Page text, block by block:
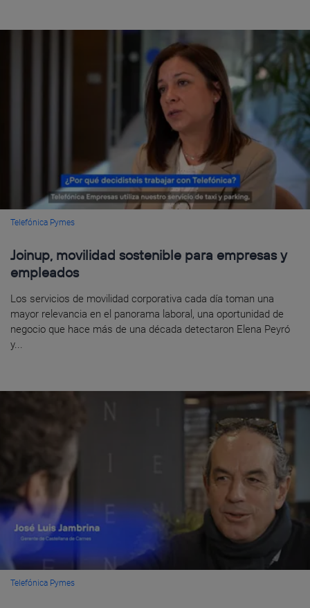
Telefónica Pymes
Joinup, movilidad sostenible para empresas y
empleados
Los servicios de movilidad corporativa cada día toman una
mayor relevancia en el panorama laboral, una oportunidad de
negocio que hace más de una década detectaron Elena Peyró
y...
Telefónica Pymes